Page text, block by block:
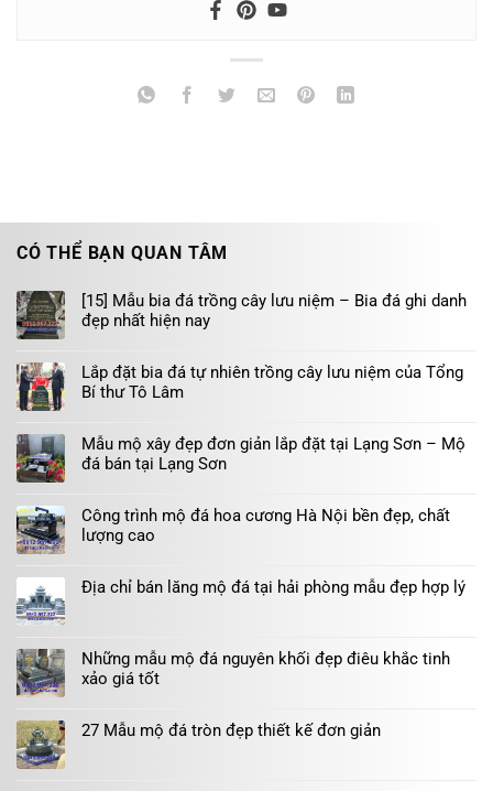
CÓ THỂ BẠN QUAN TÂM
[15] Mẫu bia đá trồng cây lưu niệm – Bia đá ghi danh
đẹp nhất hiện nay
Lắp đặt bia đá tự nhiên trồng cây lưu niệm của Tổng
Bí thư Tô Lâm
Mẫu mộ xây đẹp đơn giản lắp đặt tại Lạng Sơn – Mộ
đá bán tại Lạng Sơn
Công trình mộ đá hoa cương Hà Nội bền đẹp, chất
lượng cao
Địa chỉ bán lăng mộ đá tại hải phòng mẫu đẹp hợp lý
Những mẫu mộ đá nguyên khối đẹp điêu khắc tinh
xảo giá tốt
27 Mẫu mộ đá tròn đẹp thiết kế đơn giản